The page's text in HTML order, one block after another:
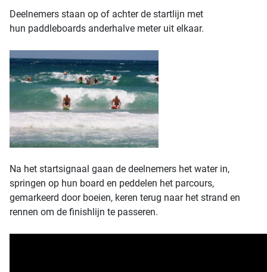
Deelnemers staan op of achter de startlijn met
hun paddleboards anderhalve meter uit elkaar.
Na het startsignaal gaan de deelnemers het water in,
springen op hun board en peddelen het parcours,
gemarkeerd door boeien, keren terug naar het strand en
rennen om de finishlijn te passeren.